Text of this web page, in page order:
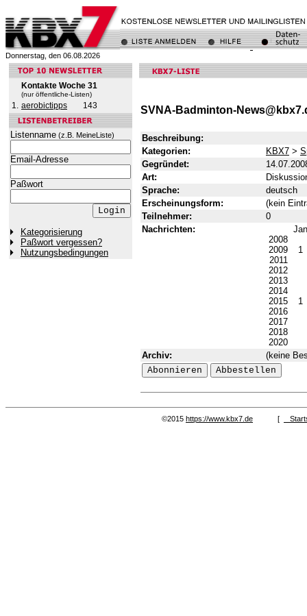
Donnerstag, den 06.08.2026
Kontakte Woche 31
(nur öffentliche-Listen)
1. aerobictipps 143
Listenname (z.B. MeineListe)
Email-Adresse
Paßwort
Kategorisierung
Paßwort vergessen?
Nutzungsbedingungen
SVNA-Badminton-
Beschreibung:
Kategorien:
KBX7 >
Gegründet:
Art:
Sprache:
deutsch
Erscheinungsform:
(kein
Teilnehmer:
0
Nachrichten:
2008
2009
1
2011
2012
2013
2014
2015
1
2016
2017
2018
2020
Archiv:
(keine
©2015 https://www.kbx7.de [